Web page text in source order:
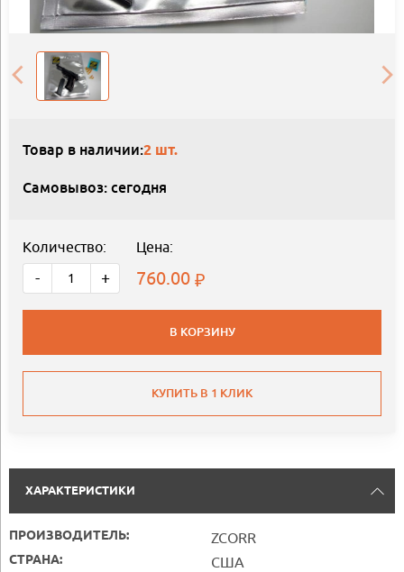
Товар в наличии:2 шт.
Самовывоз: сегодня
Количество:
- +
Цена:
760.00
В КОРЗИНУ
КУПИТЬ В 1 КЛИК
ХАРАКТЕРИСТИКИ
ПРОИЗВОДИТЕЛЬ: ZCORR
СТРАНА: США